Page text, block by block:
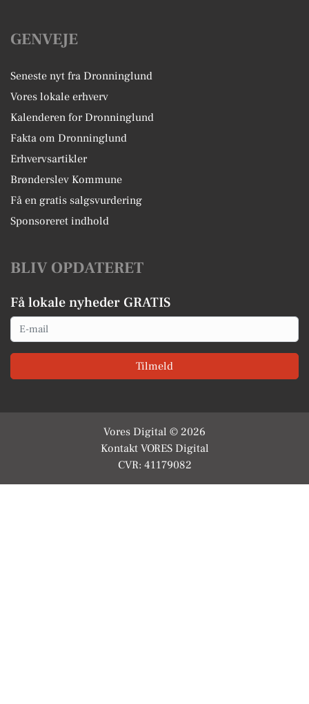
GENVEJE
Seneste nyt fra Dronninglund
Vores lokale erhverv
Kalenderen for Dronninglund
Fakta om Dronninglund
Erhvervsartikler
Brønderslev Kommune
Få en gratis salgsvurdering
Sponsoreret indhold
BLIV OPDATERET
Få lokale nyheder GRATIS
Email
Tilmeld
Vores Digital © 2026
Kontakt VORES Digital
CVR: 41179082